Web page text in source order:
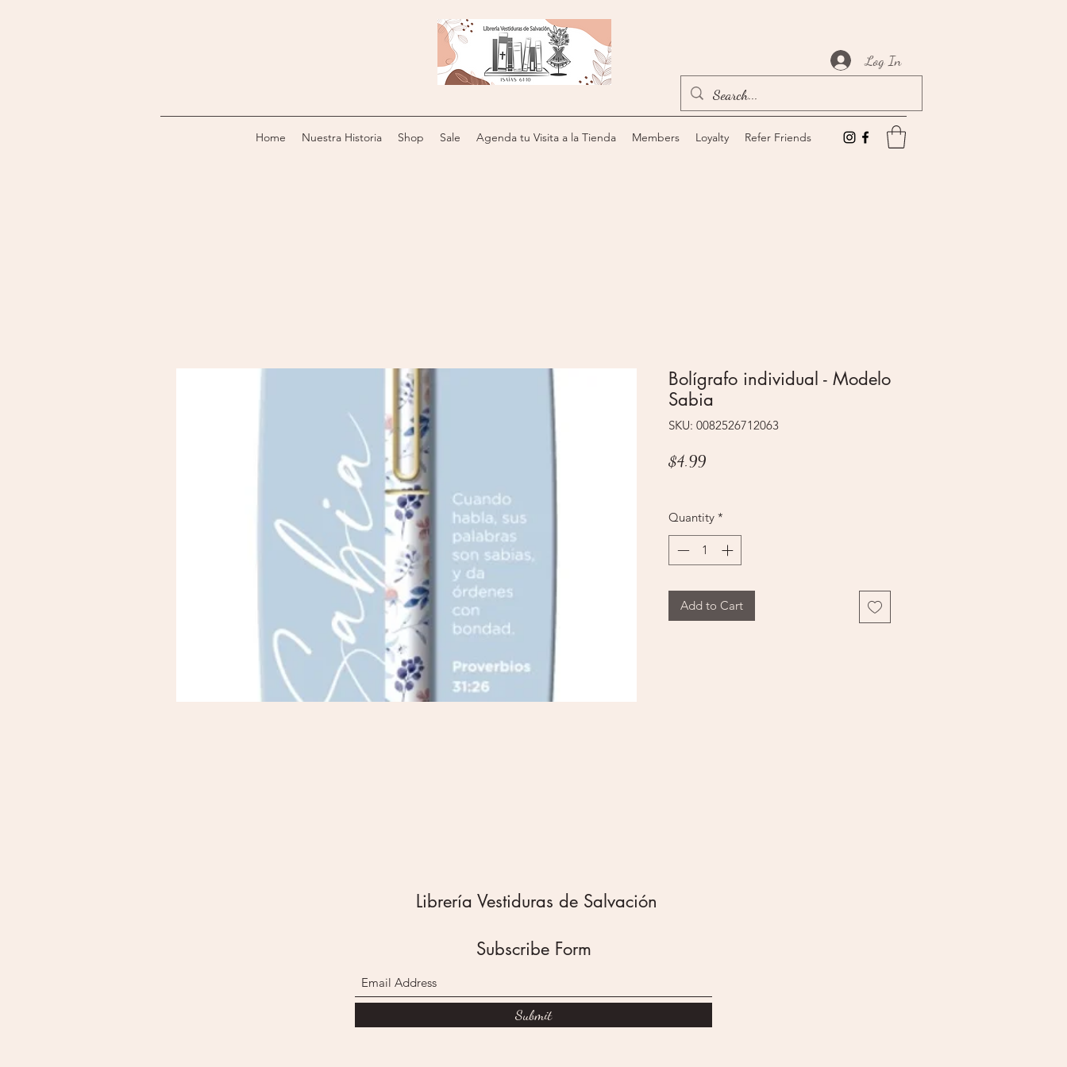
Log In
Home Nuestra Historia Shop Sale Agenda tu Visita a la Tienda Members Loyalty Refer Friends
Bolígrafo individual - Modelo
Sabia
SKU: 0082526712063
$4.99Price
Quantity *
Add to Cart
Librería Vestiduras de Salvación
Subscribe Form
Submit